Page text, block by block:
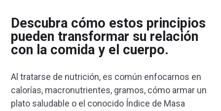
Descubra cómo estos principios
pueden transformar su relación
con la comida y el cuerpo.
Al tratarse de nutrición, es común enfocarnos en
calorías, macronutrientes, gramos, cómo armar un
plato saludable o el conocido Índice de Masa